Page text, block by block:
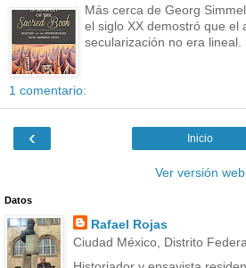
Más cerca de Georg
el siglo XX demostró que el
secularización no era lineal.
1 comentario:
‹ Inicio
Ver versión web
Datos
Rafael Rojas
Ciudad México, Distrito